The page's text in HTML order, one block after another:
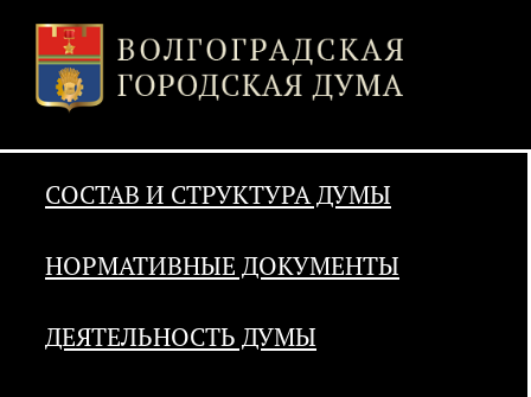
СОСТАВ И СТРУКТУРА ДУМЫ
НОРМАТИВНЫЕ ДОКУМЕНТЫ
ДЕЯТЕЛЬНОСТЬ ДУМЫ